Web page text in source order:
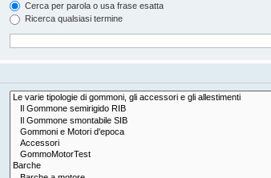
Cerca per parola o usa frase esatta
Ricerca qualsiasi termine